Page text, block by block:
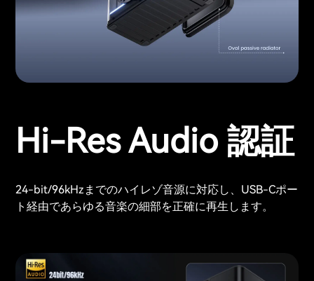
Hi-Res Audio 認証
24-bit/96kHzまでのハイレゾ音源に対応し、USB-Cポー
ト経由であらゆる音楽の細部を正確に再生します。